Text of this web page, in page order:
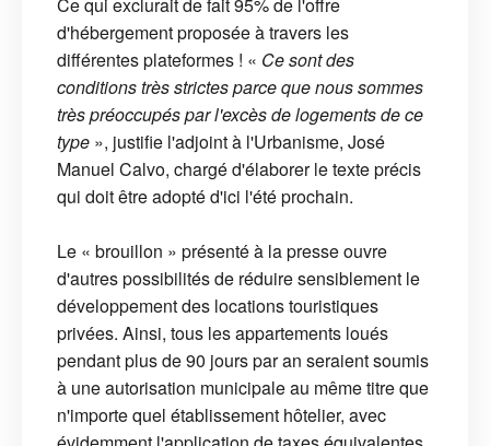
d'hébergement proposée à travers les
différentes plateformes ! « Ce sont des
conditions très strictes parce que nous sommes
très préoccupés par l'excès de logements de ce
type », justifie l'adjoint à l'Urbanisme, José
Manuel Calvo, chargé d'élaborer le texte précis
qui doit être adopté d'ici l'été prochain.
Le « brouillon » présenté à la presse ouvre
d'autres possibilités de réduire sensiblement le
développement des locations touristiques
privées. Ainsi, tous les appartements loués
pendant plus de 90 jours par an seraient soumis
à une autorisation municipale au même titre que
n'importe quel établissement hôtelier, avec